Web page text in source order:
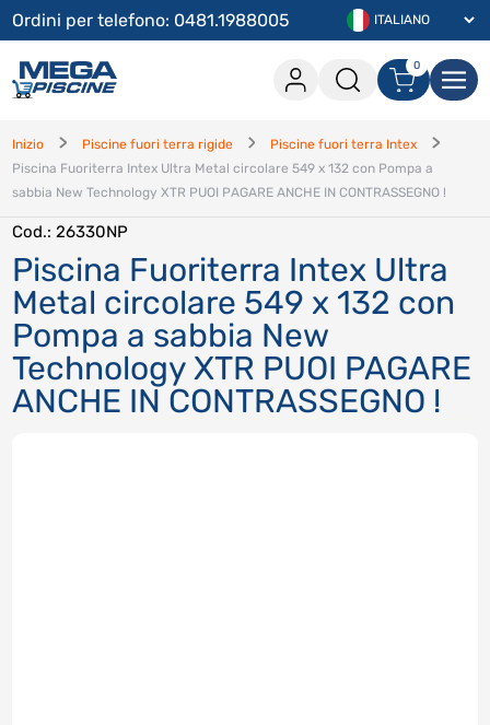
Ordini per telefono: 0481.1988005
0
Procedi con l'acquisito
Accesso
Accedi
Hai dimenticato la password?
Hai dimenticato il nome utente?
Registrati
Inizio Piscine fuori terra rigide
Piscine fuori terra Intex
Piscina Fuoriterra Intex Ultra Metal circolare 549 x 132 con Pompa a
sabbia New Technology XTR PUOI PAGARE ANCHE IN CONTRASSEGNO !
Cod.: 26330NP
Piscina Fuoriterra Intex Ultra
Metal circolare 549 x 132 con
Pompa a sabbia New
Technology XTR PUOI PAGARE
ANCHE IN CONTRASSEGNO !